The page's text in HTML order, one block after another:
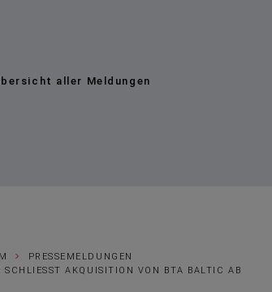
aller Meldungen
PRESSEMELDUNGEN
AKQUISITION VON BTA BALTIC AB